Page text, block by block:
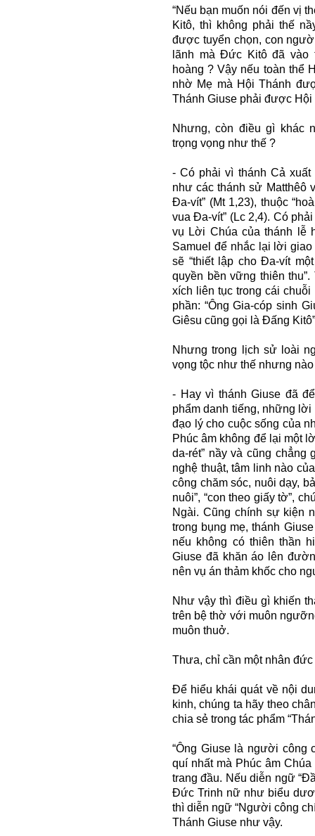
“Nếu bạn muốn nói đến vị
Kitô, thì không phải thế
được tuyển chọn, con
lãnh mà Đức Kitô đã vào
hoàng ? Vậy nếu toàn thể
nhờ Mẹ mà Hội Thánh
Thánh Giuse phải được Hội
Nhưng, còn điều gì khác
trọng vọng như thế ?
- Có phải vì thánh Cả
như các thánh sử Matthêô
Đa-vít” (Mt 1,23), thuộc
vua Đa-vít” (Lc 2,4). Có
vụ Lời Chúa của thánh lễ
Samuel để nhắc lại lời
sẽ “thiết lập cho Đa-vít
quyền bền vững thiên
xích liên tục trong cái
phần: “Ông Gia-cóp sinh
Giêsu cũng gọi là Đấng
Nhưng trong lịch sử loài
vọng tộc như thế nhưng
- Hay vì thánh Giuse đã
phẩm danh tiếng, những
đạo lý cho cuộc sống của
Phúc âm không để lại một
da-rét” nầy và cũng chẳng
nghệ thuật, tâm linh nào
công chăm sóc, nuôi dạy,
nuôi”, “con theo giấy tờ”,
Ngài. Cũng chính sự kiện
trong bụng mẹ, thánh
nếu không có thiên thần
Giuse đã khăn áo lên
nên vụ án thảm khốc cho
Như vậy thì điều gì khiến
trên bệ thờ với muôn
muôn thuở.
Thưa, chỉ cần một nhân
Để hiểu khái quát về nội
kinh, chúng ta hãy theo
chia sẻ trong tác phẩm
“Ông Giuse là người công
quí nhất mà Phúc âm
trang đầu. Nếu diễn ngữ
Đức Trinh nữ như biểu
thì diễn ngữ “Người công
Thánh Giuse như vậy.